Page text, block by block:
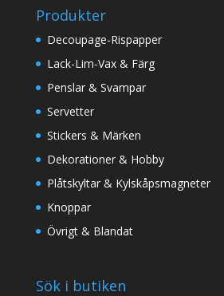
Produkter
Decoupage-Rispapper
Lack-Lim-Vax & Färg
Penslar & Svampar
Servetter
Stickers & Märken
Dekorationer & Hobby
Plåtskyltar & Kylskåpsmagneter
Knoppar
Övrigt & Blandat
Sök i butiken